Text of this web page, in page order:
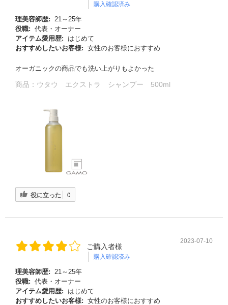
購入確認済み
理美容師歴:
21～25年
役職: 代表・オーナー
アイテム愛用歴:
はじめて
おすすめしたいお客様: 女性のお客様におすすめ
オーガニックの商品でも洗い上がりもよかった
商品： ウタウ エクストラ シャンプー 500ml
役に立った 0
ご購入者様
購入確認済み
2023-07-10
理美容師歴:
21～25年
役職: 代表・オーナー
アイテム愛用歴:
はじめて
おすすめしたいお客様: 女性のお客様におすすめ